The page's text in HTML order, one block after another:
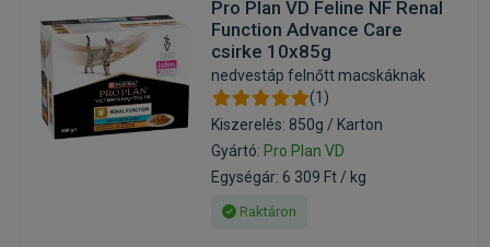
Pro Plan VD Feline NF Renal
Function Advance Care
csirke 10x85g
nedvestáp felnőtt macskáknak
(1)
Kiszerelés: 850g / Karton
Gyártó: Pro Plan VD
Egységár: 6 309 Ft / kg
Raktáron